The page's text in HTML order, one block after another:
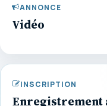
ANNONCE
Vidéo
INSCRIPTION
Enregistrement